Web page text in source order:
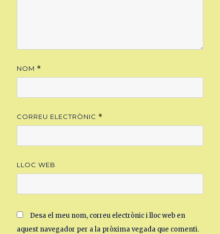
NOM *
CORREU ELECTRÒNIC *
LLOC WEB
Desa el meu nom, correu electrònic i lloc web en
aquest navegador per a la pròxima vegada que comenti.